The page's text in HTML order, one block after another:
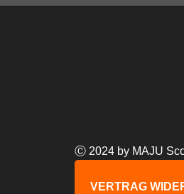
Ⓒ 2024 by MAJU
VERTRAG